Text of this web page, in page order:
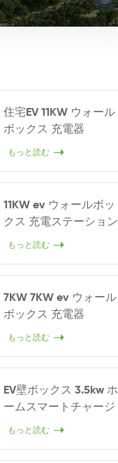
住宅EV 11KW ウォール
ボックス 充電器
もっと読む
11KW ev ウォールボッ
クス 充電ステーション
もっと読む
7KW 7KW ev ウォール
ボックス 充電器
もっと読む
EV壁ボックス 3.5kw ホ
ームスマートチャージ
ャー
もっと読む